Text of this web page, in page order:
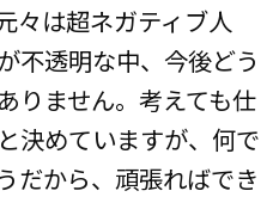
々は超ネガティブ人
不透明な中、今後どう
りません。考えても仕
決めていますが、何で
だから、頑張ればでき